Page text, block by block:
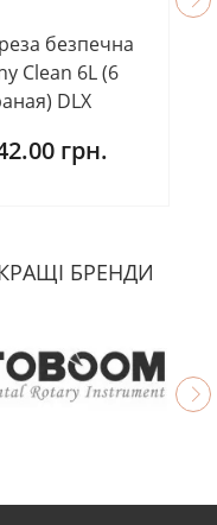
безпечна
Clean 6L (6
DLX
грн.
БРЕНДИ